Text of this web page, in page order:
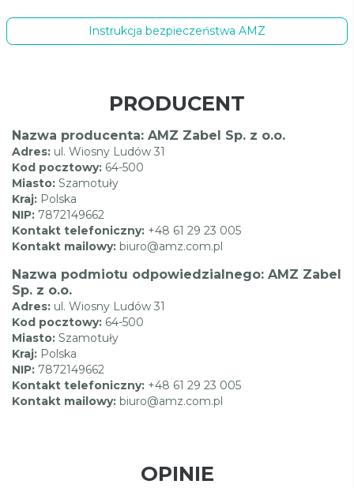
Instrukcja bezpieczeństwa AMZ
PRODUCENT
Nazwa producenta: AMZ Zabel Sp. z o.o.
Adres: ul. Wiosny Ludów 31
Kod pocztowy: 64-500
Miasto: Szamotuły
Kraj: Polska
NIP: 7872149662
Kontakt telefoniczny: +48 61 29 23 005
Kontakt mailowy: biuro@amz.com.pl
Nazwa podmiotu odpowiedzialnego: AMZ Zabel
Sp. z o.o.
Adres: ul. Wiosny Ludów 31
Kod pocztowy: 64-500
Miasto: Szamotuły
Kraj: Polska
NIP: 7872149662
Kontakt telefoniczny: +48 61 29 23 005
Kontakt mailowy: biuro@amz.com.pl
OPINIE